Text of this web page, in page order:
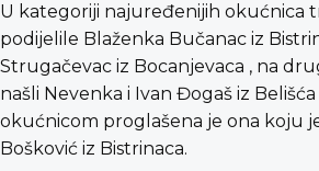
U kategoriji najuređenijih okućnica
podijelile Blaženka Bučanac iz
Strugačevac iz Bocanjevaca , na
našli Nevenka i Ivan Đogaš iz
okućnicom proglašena je ona koju
Bošković iz Bistrinaca.